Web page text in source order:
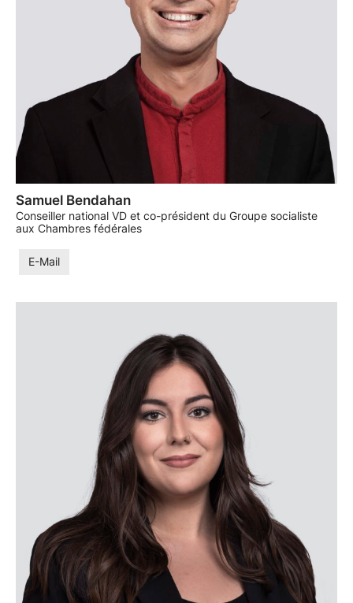
Samuel Bendahan
Conseiller national VD et co-président du Groupe socialiste
aux Chambres fédérales
E-Mail